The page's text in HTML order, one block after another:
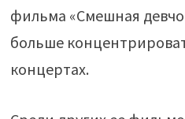
фильма «Смешная
больше
концертах.